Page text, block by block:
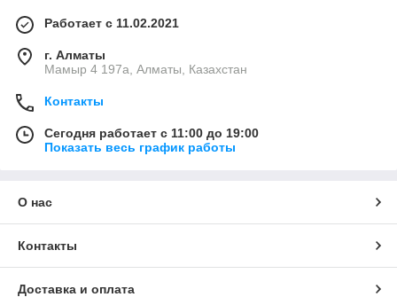
Работает с 11.02.2021
г. Алматы
Мамыр 4 197а, Алматы, Казахстан
Контакты
Сегодня работает с 11:00 до 19:00
Показать весь график работы
О нас
Контакты
Доставка и оплата